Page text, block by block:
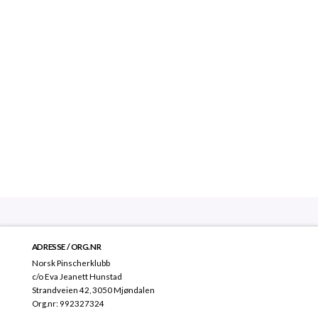
ADRESSE / ORG.NR
Norsk Pinscherklubb
c/o Eva Jeanett Hunstad
Strandveien 42, 3050 Mjøndalen
Org.nr: 992327324